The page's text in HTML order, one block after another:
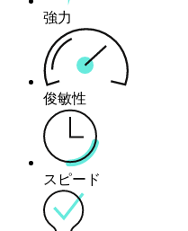
強力
俊敏性
スピード